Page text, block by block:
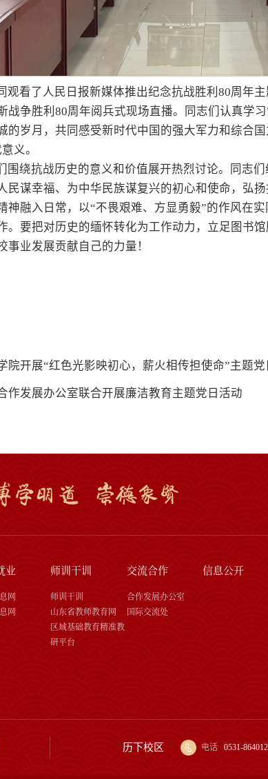
观看了人民日报新媒体推出纪念抗战胜利80周年
战争胜利80周年阅兵式现场直播。同志们认真学
的岁月，共同感受新时代中国的强大军力和综合
义。
围绕抗战历史的意义和价值展开热烈讨论。同志
民谋幸福、为中华民族谋复兴的初心和使命，弘
神融入日常，以“不畏艰难、方显勇毅”的作风在
。要把对历史的缅怀转化为工作动力，立足图书
业发展贡献自己的力量！
院开展“红色光影映初心，薪火相传担使命”主题
作发展办公室联合开展廉洁教育主题党日活动
业
网
网
师训干训
师训干训
山东省教师教育网
区域基础教育精准教
研平台
交流合作
合作发展办公室
国际交流处
信息公开
历下校区 电话 0531-